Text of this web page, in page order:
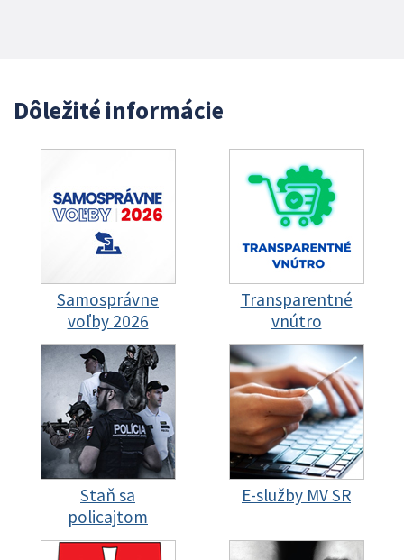
Dôležité informácie
Samosprávne
voľby 2026
Transparentné
vnútro
Staň sa
policajtom
E-služby MV SR